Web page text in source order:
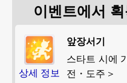
이벤트에서
상세 정보
앞장서기
스타트 시에
전・도주＞